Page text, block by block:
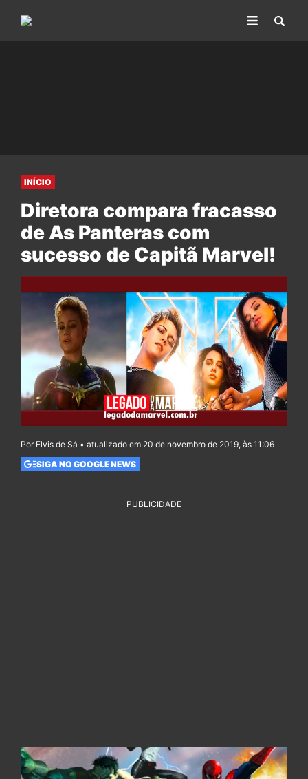
INÍCIO
Diretora compara fracasso
de As Panteras com
sucesso de Capitã Marvel!
Por Elvis de Sá • atualizado em 20 de novembro de 2019, às 11:06
SIGA NO GOOGLE NEWS
PUBLICIDADE